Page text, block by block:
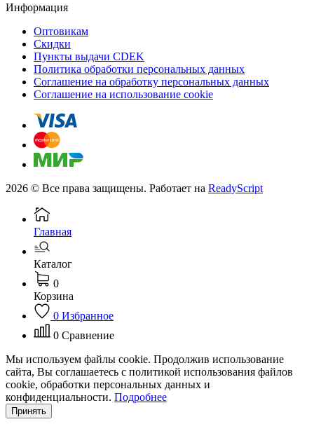
Информация
Оптовикам
Скидки
Пункты выдачи CDEK
Политика обработки персональных данных
Соглашение на обработку персональных данных
Соглашение на использование cookie
2026 © Все права защищены. Работает на ReadyScript
Главная
Каталог
0
Корзина
0 Избранное
0 Сравнение
Мы используем файлы cookie. Продолжив использование
сайта, Вы соглашаетесь с политикой использования файлов
cookie, обработки персональных данных и
конфиденциальности. Подробнее
Принять